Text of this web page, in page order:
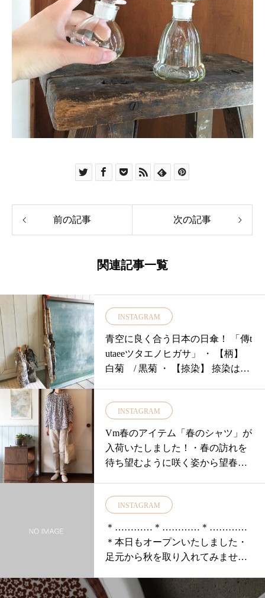
前の記事 次の記事
関連記事一覧
INSTAGRAM
青空に良く合う日本の日傘！ 「傳t
utaeeツタエノヒガサ」 ・ 【柄】
白菊 / 黒菊 ・ 【捺染】 捺染はた
INSTAGRAM
Vm春のアイテム「春のシャツ」が
入荷いたしました！・春の訪れを
待ち望むように咲く姿から望春花
トを使用したシャツふっくらとし
た花の形と花びら先へと向かうグ
ラデーションなら美しさを大切に
一筆で水彩絵具を使って描かれて
活きるように全面にタックを加え
てるのでシルエットが綺麗ですま
INSTAGRAM
＊…………＊…………＊…………
＊本日もオープンいたしました・
足元から秋を取り入れてみません
が沢山入荷いたしました！・ぜひ